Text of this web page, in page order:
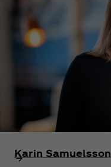
Karin Samuelsson